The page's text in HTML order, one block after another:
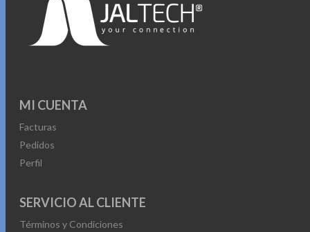
MI CUENTA
Facturas
Pedidos
Perfil
SERVICIO AL CLIENTE
Términos y Condiciones